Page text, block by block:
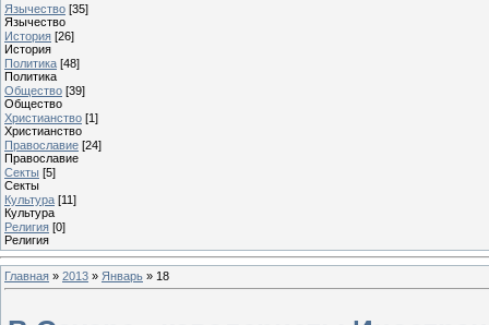
Язычество [35]
Язычество
История [26]
История
Политика [48]
Политика
Общество [39]
Общество
Христианство [1]
Христианство
Православие [24]
Православие
Секты [5]
Секты
Культура [11]
Культура
Религия [0]
Религия
Главная » 2013 » Январь » 18